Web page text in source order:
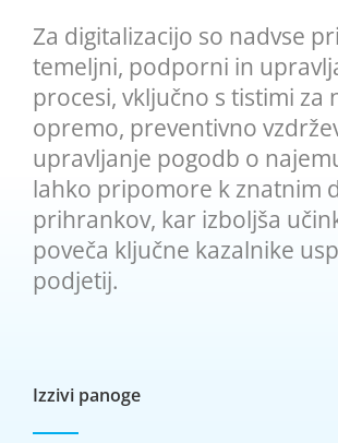
Za digitalizacijo so nadvse
temeljni, podporni in
procesi, vključno s tistimi za
opremo, preventivno
upravljanje pogodb o
lahko pripomore k znatnim
prihrankov, kar izboljša
poveča ključne kazalnike
podjetij.
Izzivi panoge